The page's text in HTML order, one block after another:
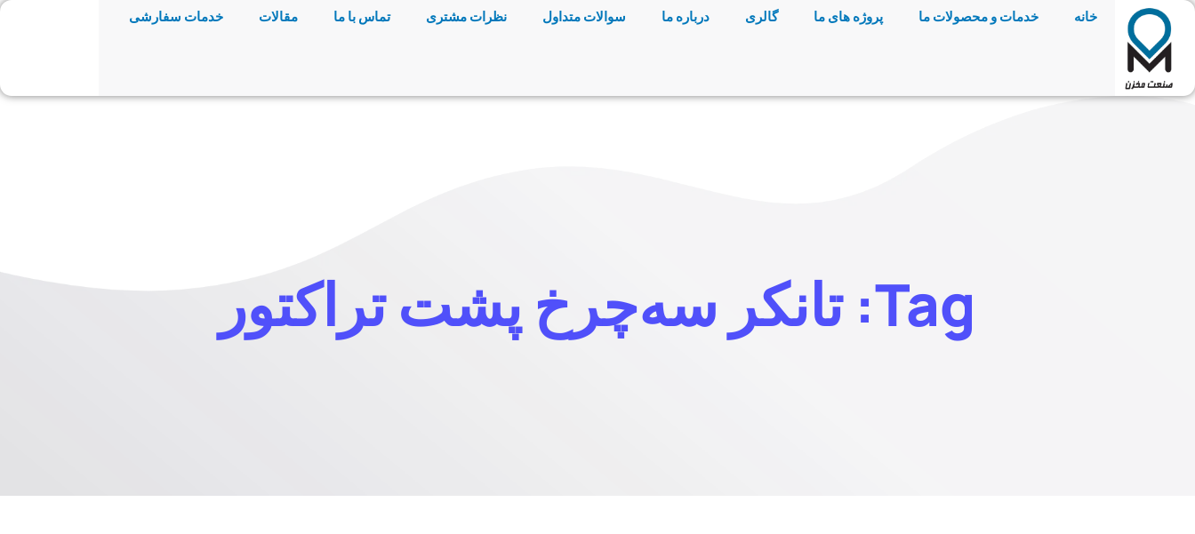
خانه خدمات و محصولات ما پروژه های ما گالری درباره ما سوالات متداول نظرات مشتری تماس با ما مقالات خدمات سفارشی
Tag: تانکر سه‌چرخ پشت تراکتور